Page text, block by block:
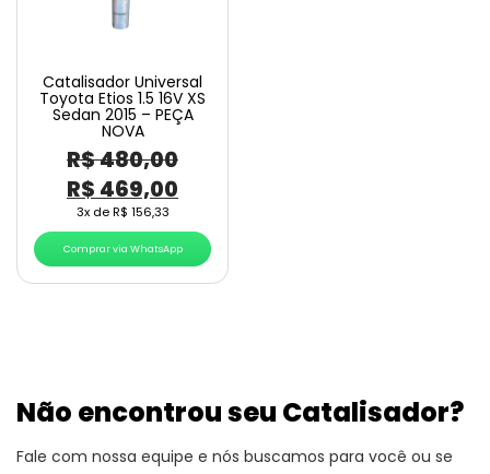
Catalisador Universal
Toyota Etios 1.5 16V XS
Sedan 2015 – PEÇA
NOVA
R$480,00
O
preço
original
era:
R$ 469,00
atual
é:
3x deR$ 156,33
Comprar via WhatsApp
Não encontrou seu Catalisador?
Fale com nossa equipe e nós buscamos para você ou se